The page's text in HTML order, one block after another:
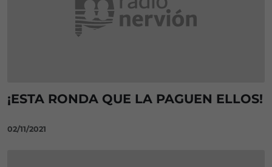
¡ESTA RONDA QUE LA PAGUEN ELLOS!
02/11/2021